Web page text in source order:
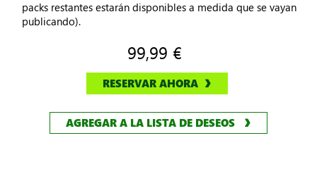
packs restantes estarán disponibles a medida que se vayan
publicando).
99,99 €
RESERVAR AHORA
AGREGAR A LA LISTA DE DESEOS